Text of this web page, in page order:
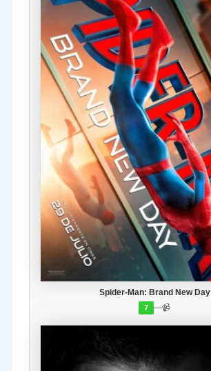
Spider-Man: Brand New Day
7 —📹